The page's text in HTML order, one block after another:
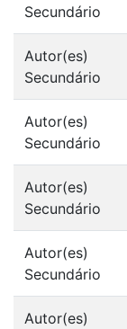
Secundário
Autor(es)
Secundário
Autor(es)
Secundário
Autor(es)
Secundário
Autor(es)
Secundário
Autor(es)